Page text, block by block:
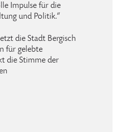
Impulse für die
und Politik.“
die Stadt Bergisch
für gelebte
die Stimme der